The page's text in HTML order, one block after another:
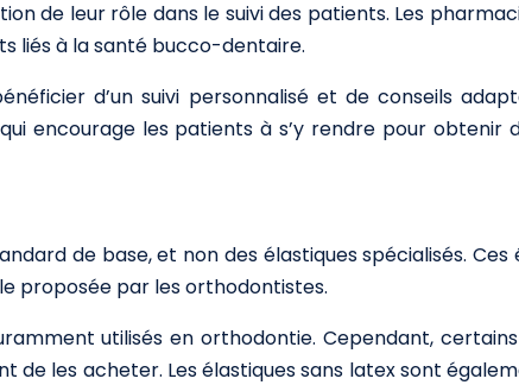
de leur rôle dans le suivi des patients. Les
liés à la santé bucco-dentaire.
d’un suivi personnalisé et de conseils
encourage les patients à s’y rendre pour obtenir
de base, et non des élastiques spécialisés. Ces
proposée par les orthodontistes.
utilisés en orthodontie. Cependant,
les acheter. Les élastiques sans latex sont